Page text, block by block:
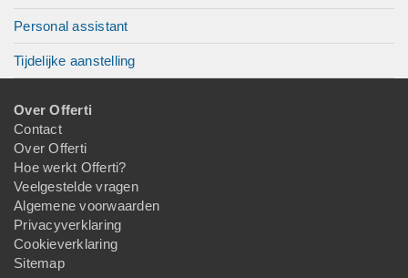
Personal assistant
Tijdelijke aanstelling
Over Offerti
Contact
Over Offerti
Hoe werkt Offerti?
Veelgestelde vragen
Algemene voorwaarden
Privacyverklaring
Cookieverklaring
Sitemap